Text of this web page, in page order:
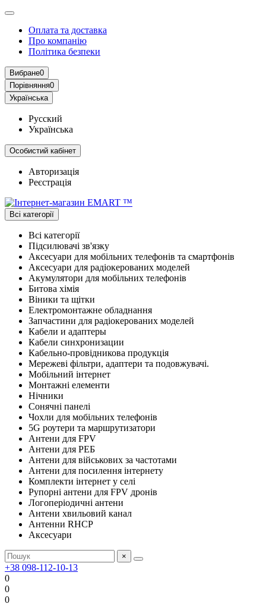
Оплата та доставка
Про компанію
Політика безпеки
Вибране0
Порівняння0
Українська
Русский
Українська
Особистий кабінет
Авторизація
Реєстрація
Всі категорії
Всі категорії
Підсилювачі зв'язку
Аксесуари для мобільних телефонів та смартфонів
Аксесуари для радіокерованих моделей
Акумулятори для мобільних телефонів
Битова хімія
Віники та щітки
Електромонтажне обладнання
Запчастини для радіокерованих моделей
Кабели и адаптеры
Кабели синхронизации
Кабельно-провідникова продукція
Мережеві фільтри, адаптери та подовжувачі.
Мобільний інтернет
Монтажні елементи
Нічники
Сонячні панелі
Чохли для мобільних телефонів
5G роутери та маршрутизатори
Антени для FPV
Антени для РЕБ
Антени для військових за частотами
Антени для посилення інтернету
Комплекти інтернет у селі
Рупорні антени для FPV дронів
Логоперіодичні антени
Антени хвильовий канал
Антенни RHCP
Аксесуари
×
+38 098-112-10-13
0
0
0